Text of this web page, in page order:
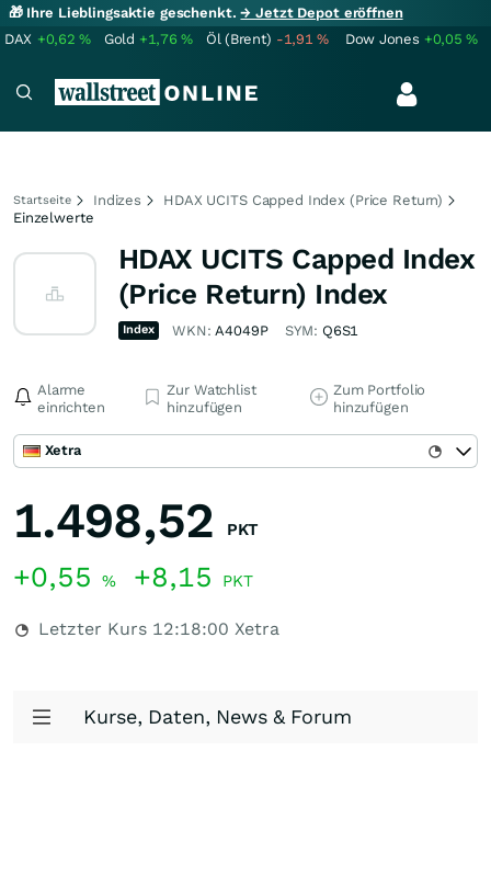
🎁 Ihre Lieblingsaktie geschenkt.→ Jetzt Depot eröffnen
DAX +0,62% Gold +1,76% Öl (Brent) -1,91% Dow Jones +0,05%
Startseite Indizes
HDAX UCITS Capped Index (Price Return)
Einzelwerte
HDAX UCITS Capped Index
(Price Return) Index
Index WKN:A4049P SYM: Q6S1
Alarme
einrichten
Zur Watchlist
hinzufügen
Zum Portfolio
hinzufügen
Xetra
1.498,52 PKT
+0,55 % +8,15 PKT
Letzter Kurs 12:18:00 Xetra
Kurse, Daten, News & Forum